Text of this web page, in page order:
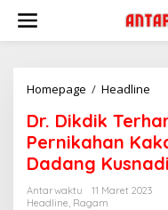
konten
Homepage / Headline
Dr. Dikdik
Pernikahan
Dadang
Antarwaktu
11 Maret 2023
Headline, Ragam